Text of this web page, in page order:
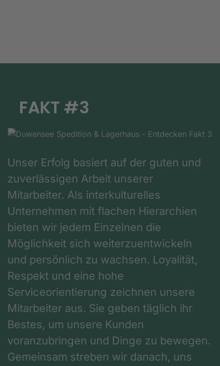
FAKT #3
Unser Erfolg basiert auf der guten und
zuverlässigen Arbeit unserer
Mitarbeiter. Als interkulturelles
Unternehmen mit flachen Hierarchien
bieten wir jedem Einzelnen die
Möglichkeit sich weiterzuentwickeln
und persönlich zu wachsen. Loyalität,
Respekt und eine hohe
Serviceorientierung zeichnen unsere
Mitarbeiter aus. Sie geben täglich ihr
Bestes, um unsere Kunden
voranzubringen und Dinge zu bewegen.
Gemeinsam streben wir danach, uns